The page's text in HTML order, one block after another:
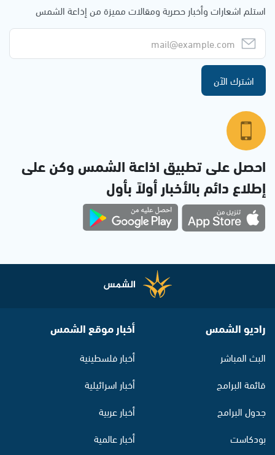
استلم اشعارات وأخبار حصرية ومقالات مميزة من إذاعة الشمس
اشترك الآن
احصل على تطبيق اذاعة الشمس وكن على
إطلاع دائم بالأخبار أولاً بأول
راديو الشمس
البث المباشر
قائمة البرامج
جدول البرامج
بودكاست
أخبار موقع الشمس
أخبار فلسطينية
أخبار اسرائيلية
أخبار عربية
أخبار عالمية